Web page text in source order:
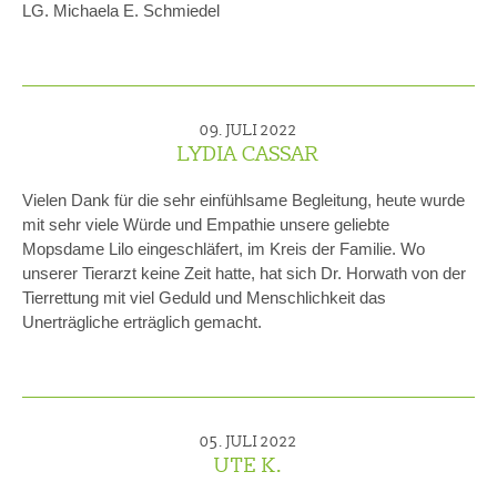
LG. Michaela E. Schmiedel
09. JULI 2022
LYDIA CASSAR
Vielen Dank für die sehr einfühlsame Begleitung, heute wurde
mit sehr viele Würde und Empathie unsere geliebte
Mopsdame Lilo eingeschläfert, im Kreis der Familie. Wo
unserer Tierarzt keine Zeit hatte, hat sich Dr. Horwath von der
Tierrettung mit viel Geduld und Menschlichkeit das
Unerträgliche erträglich gemacht.
05. JULI 2022
UTE K.